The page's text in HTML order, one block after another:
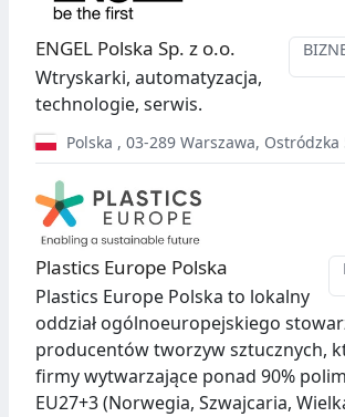
ENGEL Polska Sp. z o.o.
Wtryskarki, automatyzacja,
technologie, serwis.
Polska , 03-289 Warszawa, Ostródzka
Plastics Europe Polska
Plastics Europe Polska to lokalny
oddział ogólnoeuropejskiego
producentów tworzyw sztucznych,
firmy wytwarzające ponad 90%
EU27+3 (Norwegia, Szwajcaria,